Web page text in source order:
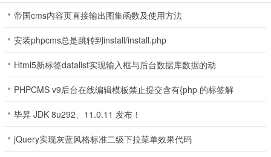
帝国cms内容页直接输出图集函数及使用方法
安装phpcms总是跳转到install/install.php
Html5新标签datalist实现输入框与后台数据库数据的动
PHPCMS v9后台在线编辑模板禁止提交含有{php 的标签解
毕昇 JDK 8u292、11.0.11 发布！
jQuery实现灰蓝风格标准二级下拉菜单效果代码